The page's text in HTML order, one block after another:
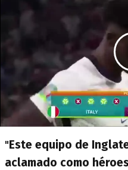
"Este equipo de
aclamado como héroes